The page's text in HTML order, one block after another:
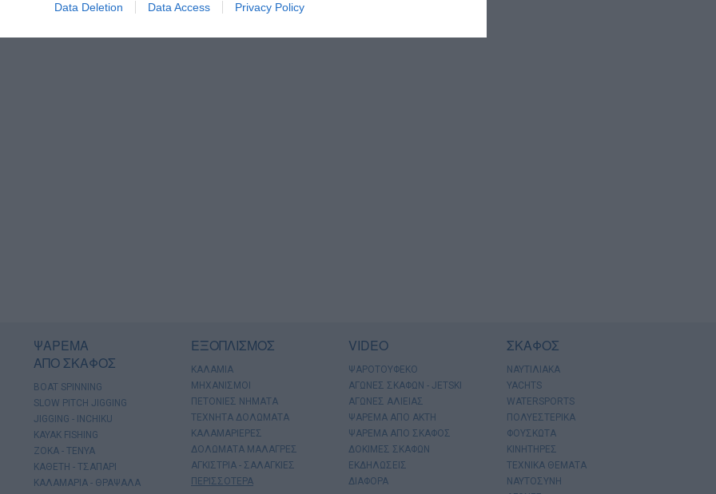
Data Deletion Data Access Privacy Policy
ΨΑΡΕΜΑ
ΑΠΟ ΣΚΑΦΟΣ
BOAT SPINNING
SLOW PITCH JIGGING
JIGGING - INCHIKU
KAYAK FISHING
ΖΟΚΑ - ΤΕΝΥΑ
ΚΑΘΕΤΗ - ΤΣΑΠΑΡΙ
ΚΑΛΑΜΑΡΙΑ - ΘΡΑΨΑΛΑ
ΕΞΟΠΛΙΣΜΟΣ
ΚΑΛΑΜΙΑ
ΜΗΧΑΝΙΣΜΟΙ
ΠΕΤΟΝΙΕΣ ΝΗΜΑΤΑ
ΤΕΧΝΗΤΑ ΔΟΛΩΜΑΤΑ
ΚΑΛΑΜΑΡΙΕΡΕΣ
ΔΟΛΩΜΑΤΑ ΜΑΛΑΓΡΕΣ
ΑΓΚΙΣΤΡΙΑ - ΣΑΛΑΓΚΙΕΣ
ΠΕΡΙΣΣΟΤΕΡΑ
VIDEO
ΨΑΡΟΤΟΥΦΕΚΟ
ΑΓΩΝΕΣ ΣΚΑΦΩΝ - JETSKI
ΑΓΩΝΕΣ ΑΛΙΕΙΑΣ
ΨΑΡΕΜΑ ΑΠΟ ΑΚΤΗ
ΨΑΡΕΜΑ ΑΠΟ ΣΚΑΦΟΣ
ΔΟΚΙΜΕΣ ΣΚΑΦΩΝ
ΕΚΔΗΛΩΣΕΙΣ
ΔΙΑΦΟΡΑ
ΣΚΑΦΟΣ
ΝΑΥΤΙΛΙΑΚΑ
YACHTS
WATERSPORTS
ΠΟΛΥΕΣΤΕΡΙΚΑ
ΦΟΥΣΚΩΤΑ
ΚΙΝΗΤΗΡΕΣ
ΤΕΧΝΙΚΑ ΘΕΜΑΤΑ
ΝΑΥΤΟΣΥΝΗ